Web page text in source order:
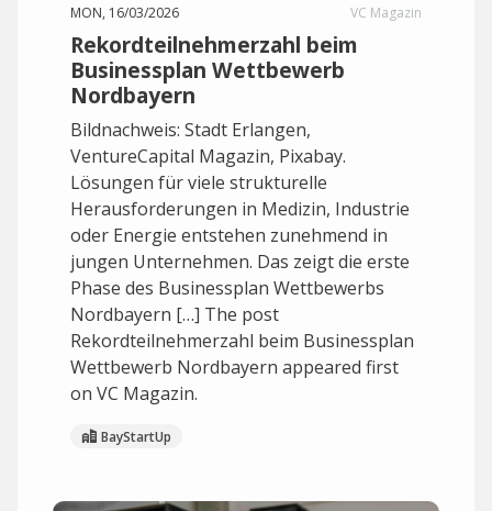
MON, 16/03/2026 VC Magazin
Rekordteilnehmerzahl beim
Businessplan Wettbewerb
Nordbayern
Bildnachweis: Stadt Erlangen,
VentureCapital Magazin, Pixabay.
Lösungen für viele strukturelle
Herausforderungen in Medizin, Industrie
oder Energie entstehen zunehmend in
jungen Unternehmen. Das zeigt die erste
Phase des Businessplan Wettbewerbs
Nordbayern […] The post
Rekordteilnehmerzahl beim Businessplan
Wettbewerb Nordbayern appeared first
on VC Magazin.
BayStartUp